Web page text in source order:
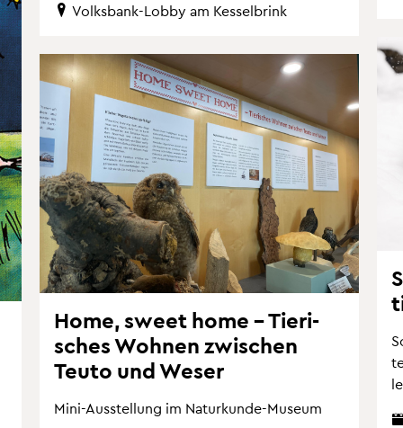
Volks­bank-Lobby am Kes­sel­brink
Home, sweet home – Tie­ri­
sches Woh­nen zwi­schen
Teuto und Weser
Mini-Aus­stel­lung im Na­tur­kun­de-Mu­se­um